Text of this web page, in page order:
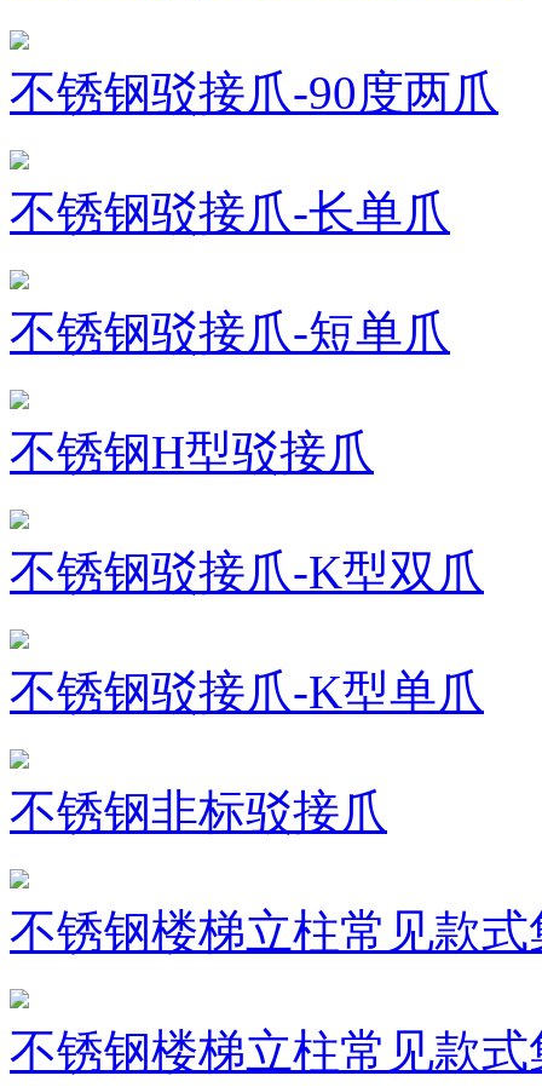
不锈钢驳接爪-90度两爪
不锈钢驳接爪-长单爪
不锈钢驳接爪-短单爪
不锈钢H型驳接爪
不锈钢驳接爪-K型双爪
不锈钢驳接爪-K型单爪
不锈钢非标驳接爪
不锈钢楼梯立柱常见款式
不锈钢楼梯立柱常见款式